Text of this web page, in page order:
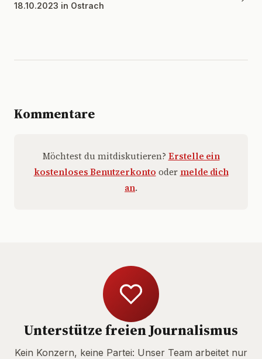
18.10.2023 in Ostrach
Kommentare
Möchtest du mitdiskutieren? Erstelle ein
kostenloses Benutzerkonto oder melde dich
an.
Unterstütze freien Journalismus
Kein Konzern, keine Partei: Unser Team arbeitet nur